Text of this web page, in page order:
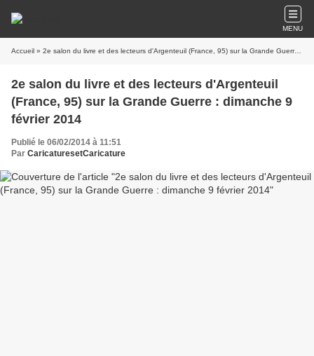
MENU
Accueil » 2e salon du livre et des lecteurs d'Argenteuil (France, 95) sur la Grande Guerre : dimanche 9 février 2014
2e salon du livre et des lecteurs d'Argenteuil
(France, 95) sur la Grande Guerre : dimanche 9
février 2014
Publié le 06/02/2014 à 11:51
Par CaricaturesetCaricature